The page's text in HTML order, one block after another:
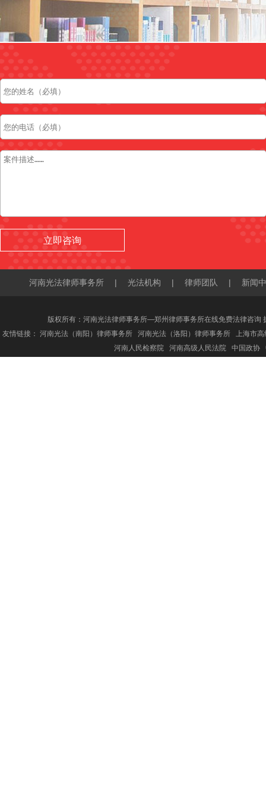
河南光法律师事务所 | 光法机构 | 律师团队 | 新闻
版权所有：河南光法律师事务所—郑州律师事务所在线免费法律咨询
友情链接： 河南光法（南阳）律师事务所 河南光法（洛阳）律师事务所
上海市高
河南人民检察院
河南高级人民法院 中国政协